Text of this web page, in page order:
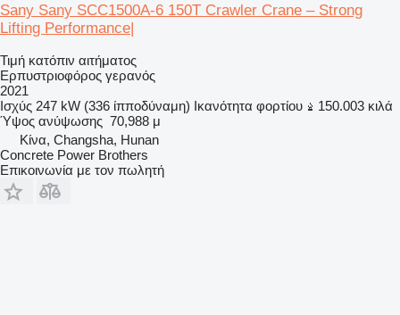
Sany Sany SCC1500A-6 150T Crawler Crane – Strong
Lifting Performance|
Τιμή κατόπιν αιτήματος
Ερπυστριοφόρος γερανός
2021
Ισχύς 247 kW (336 ίπποδύναμη) Ικανότητα φορτίου
150.003 κιλά
Ύψος ανύψωσης 70,988 μ
Κίνα, Changsha, Hunan
Concrete Power Brothers
Επικοινωνία με τον πωλητή